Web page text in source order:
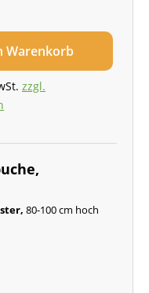
Warenkorb
zzgl.
80-100 cm hoch